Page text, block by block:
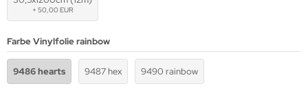
+ 50,00 EUR
Farbe Vinylfolie rainbow
9486 hearts 9487 hex 9490 rainbow